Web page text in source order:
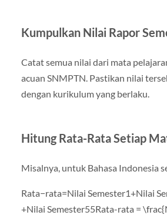
Kumpulkan Nilai Rapor
Catat semua nilai dari mata
acuan SNMPTN. Pastikan nilai
dengan kurikulum yang berlaku.
Hitung Rata-Rata Setiap
Misalnya, untuk Bahasa Indonesia
Rata−rata=Nilai Semester1+Nilai
+Nilai Semester55Rata-rata =